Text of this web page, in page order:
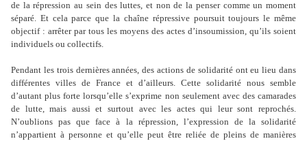
de la répression au sein des luttes, et non de la penser comme un moment
séparé. Et cela parce que la chaîne répressive poursuit toujours le même
objectif : arrêter par tous les moyens des actes d’insoumission, qu’ils soient
individuels ou collectifs.
Pendant les trois dernières années, des actions de solidarité ont eu lieu dans
différentes villes de France et d’ailleurs. Cette solidarité nous semble
d’autant plus forte lorsqu’elle s’exprime non seulement avec des camarades
de lutte, mais aussi et surtout avec les actes qui leur sont reprochés.
N’oublions pas que face à la répression, l’expression de la solidarité
n’appartient à personne et qu’elle peut être reliée de pleins de manières